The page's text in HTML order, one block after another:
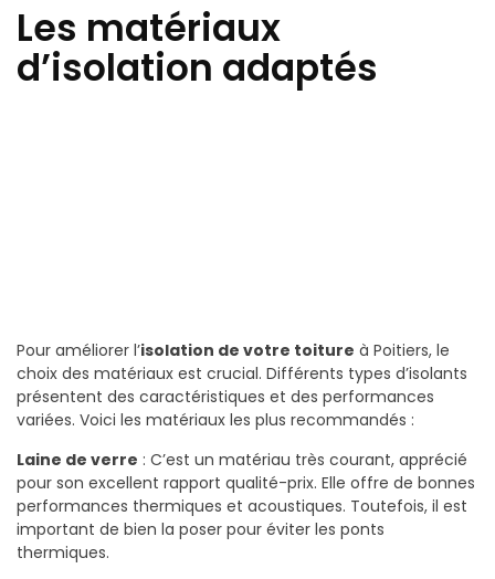
Les matériaux
d’isolation adaptés
Pour améliorer l’isolation de votre toiture à Poitiers, le
choix des matériaux est crucial. Différents types d’isolants
présentent des caractéristiques et des performances
variées. Voici les matériaux les plus recommandés :
Laine de verre : C’est un matériau très courant, apprécié
pour son excellent rapport qualité-prix. Elle offre de bonnes
performances thermiques et acoustiques. Toutefois, il est
important de bien la poser pour éviter les ponts
thermiques.